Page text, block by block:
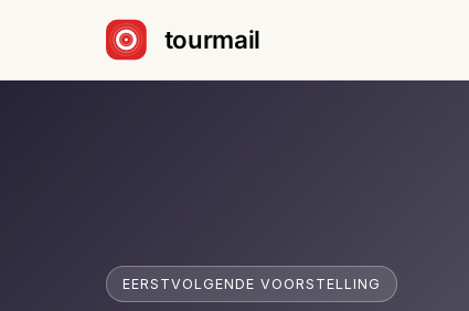
EERSTVOLGENDE VOORSTELLING